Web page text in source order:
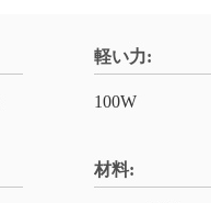
軽い力:
100W
材料: